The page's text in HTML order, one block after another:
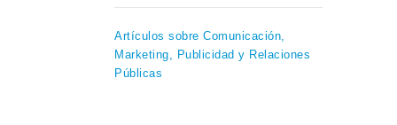
Artículos sobre Comunicación,
Marketing, Publicidad y Relaciones
Públicas